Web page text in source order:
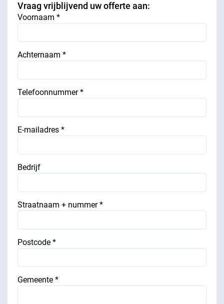
Vraag vrijblijvend uw offerte aan:
Voornaam *
Achternaam *
Telefoonnummer *
E-mailadres *
Bedrijf
Straatnaam + nummer *
Postcode *
Gemeente *